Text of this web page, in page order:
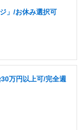
」/お休み選択可
万円以上可/完全週